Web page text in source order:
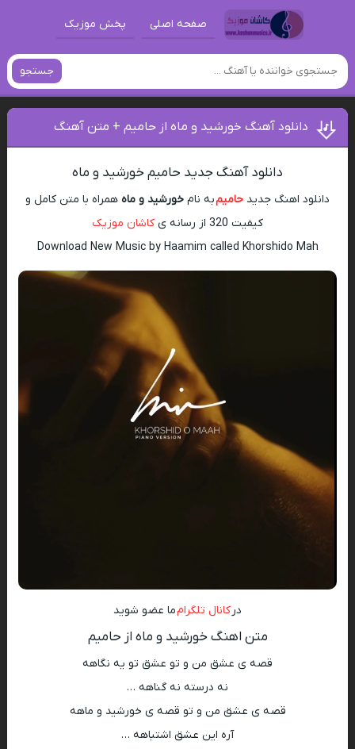
صفحه اصلی پخش موزیک
جستجو
دانلود آهنگ خورشید و ماه از حامیم + متن آهنگ
دانلود آهنگ جدید حامیم خورشید و ماه
دانلود اهنگ جدید حامیمبه نام خورشید و ماه همراه با متن کامل و
کیفیت 320 از رسانه ی
کاشان موزیک
Download New Music by Haamim called Khorshido Mah
در کانال تلگرامما عضو شوید
متن اهنگ خورشید و ماه از حامیم
قصه ی عشق من و تو عشق تو یه نگاهه
نه درسته نه گناهه …
قصه ی عشق من و تو قصه ی خورشید و ماهه
آره این عشق اشتباهه …